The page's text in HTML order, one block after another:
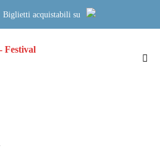
Biglietti acquistabili su